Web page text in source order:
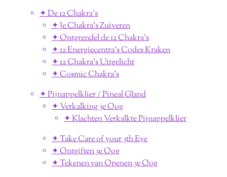
✦ De 12 Chakra's
✦ Je Chakra's Zuiveren
✦ Ontgrendel de 12 Chakra's
✦ 12 Energiecentra's Codes Kraken
✦ 12 Chakra's Uitgelicht
✦ Cosmic Chakra's
✦ Pijnappelklier / Pineal Gland
✦ Verkalking 3e Oog
✦ Klachten Verkalkte Pijnappelklier
✦ Take Care of your 3th Eye
✦ Ontgiften 3e Oog
✦ Tekenen van Openen 3e Oog